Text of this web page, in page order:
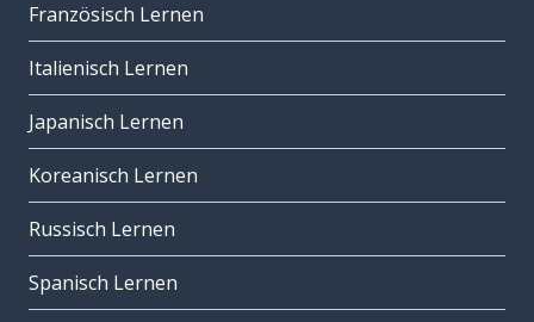
Französisch Lernen
Italienisch Lernen
Japanisch Lernen
Koreanisch Lernen
Russisch Lernen
Spanisch Lernen